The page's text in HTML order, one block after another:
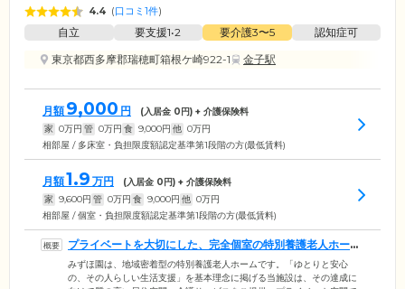
4.4 (口コミ1件)
自立 要支援1•2 要介護3〜5
認知症可
東京都西多摩郡瑞穂町箱根ケ崎922-1
金子駅
月額 9,000 円 (入居金 0円) + 介護保険料
家 0万円 管 0万円 食 9,000円 他 0万円
相部屋 / 多床室・負担限度額認定基準第1段階の方(最低賃料)
月額1.9 万円 (入居金 0円) + 介護保険料
家 9,600円 管 0万円 食 9,000円 他 0万円
相部屋 / 個室・負担限度額認定基準第1段階の方(最低賃料)
プライベートを大切にした、完全個室の特別養護老人ホーム
です
みずほ園は、地域密着型の特別養護老人ホームです。「ゆとりと安心
の、その人らしい生活支援」を基本理念に掲げる当施設は、その達成に